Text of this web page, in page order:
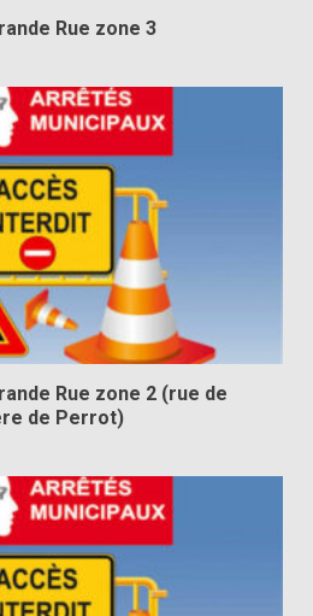
Rue zone 3
Rue zone 2 (rue de
de Perrot)